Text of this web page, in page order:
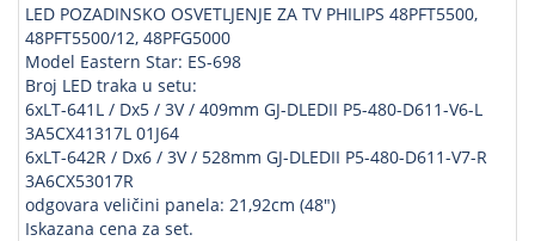
LED POZADINSKO OSVETLJENJE ZA TV PHILIPS 48PFT5500,
48PFT5500/12, 48PFG5000
Model Eastern Star: ES-698
Broj LED traka u setu:
6xLT-641L / Dx5 / 3V / 409mm GJ-DLEDII P5-480-D611-V6-L
3A5CX41317L 01J64
6xLT-642R / Dx6 / 3V / 528mm GJ-DLEDII P5-480-D611-V7-R
3A6CX53017R
odgovara veličini panela: 21,92cm (48")
Iskazana cena za set.